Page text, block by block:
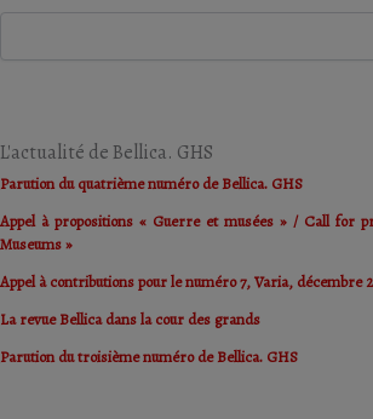
L'actualité de Bellica. GHS
Parution du quatrième numéro de Bellica. GHS
Appel à propositions « Guerre et musées » / Call for
Museums »
Appel à contributions pour le numéro 7, Varia, décembre
La revue Bellica dans la cour des grands
Parution du troisième numéro de Bellica. GHS